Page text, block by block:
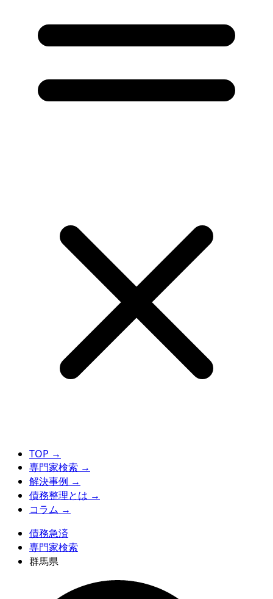
TOP →
専門家検索 →
解決事例 →
債務整理とは →
コラム →
債務急済
専門家検索
群馬県